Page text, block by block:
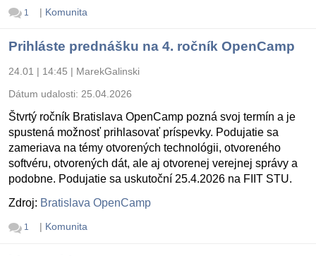
1 | Komunita
Prihláste prednášku na 4. ročník OpenCamp
24.01 | 14:45 | MarekGalinski
Dátum udalosti: 25.04.2026
Štvrtý ročník Bratislava OpenCamp pozná svoj termín a je
spustená možnosť prihlasovať príspevky. Podujatie sa
zameriava na témy otvorených technológii, otvoreného
softvéru, otvorených dát, ale aj otvorenej verejnej správy a
podobne. Podujatie sa uskutoční 25.4.2026 na FIIT STU.
Zdroj: Bratislava OpenCamp
1 | Komunita